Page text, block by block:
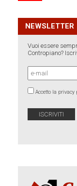
NEWSLETTER
Vuoi essere
Contropiano?
Accetto la privacy